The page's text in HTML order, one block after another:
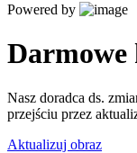
Powered by
Darmowe
Nasz doradca ds.
przejściu przez
Aktualizuj obraz